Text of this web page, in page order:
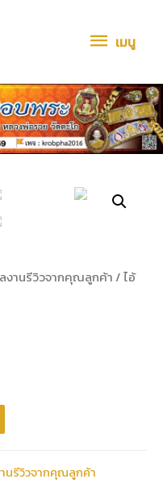
เมนู
งานรีวิวจากคุณลูกค้า / ไอ้
นรีวิวจากคุณลูกค้า